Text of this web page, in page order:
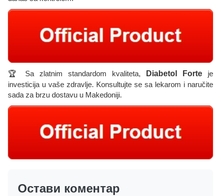
🏆 Sa zlatnim standardom kvaliteta, Diabetol Forte je
investicija u vaše zdravlje. Konsultujte se sa lekarom i naručite
sada za brzu dostavu u Makedoniji.
Остави коментар